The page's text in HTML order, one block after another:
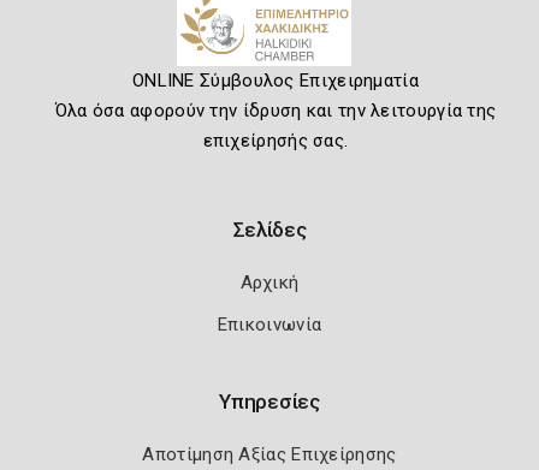
ONLINE Σύμβουλος Επιχειρηματία
Όλα όσα αφορούν την ίδρυση και την λειτουργία της
επιχείρησής σας.
Σελίδες
Αρχική
Επικοινωνία
Υπηρεσίες
Αποτίμηση Αξίας Επιχείρησης